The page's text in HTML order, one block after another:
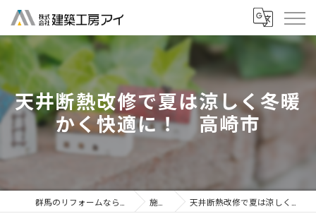
天井断熱改修で夏は涼しく冬暖
かく快適に！ 高崎市
施工事例 天井断熱改修で夏は涼しく冬暖かく快適に！ 高崎市